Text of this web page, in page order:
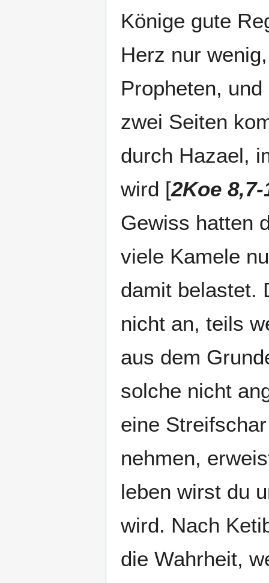
Könige gute
Herz nur
Propheten,
zwei Seiten
durch Hazael,
wird [2Koe 8,7-
Gewiss hatten
viele Kamele
damit belastet.
nicht an, teils
aus dem
solche nicht
eine
nehmen,
leben wirst du
wird. Nach
die Wahrheit,